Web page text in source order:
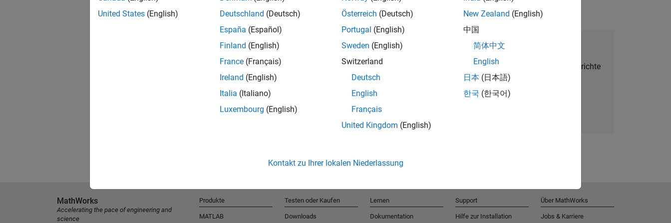
Talent Network beitreten
Erhalten Sie personalisierte Stellenangebote, Berichte
und Unternehmensneuigkeiten.
United States (English)
Deutschland (Deutsch)
España (Español)
Finland (English)
France (Français)
Ireland (English)
Italia (Italiano)
Luxembourg (English)
Österreich (Deutsch)
Portugal (English)
Sweden (English)
Switzerland
Deutsch
English
Français
United Kingdom (English)
New Zealand (English)
中国
简体中文
English
日本 (日本語)
한국 (한국어)
Kontakt zu Ihrer lokalen Niederlassung
MathWorks
Accelerating the pace of engineering and
science
Produkte
MATLAB
Testen oder Kaufen
Downloads
Lernen
Dokumentation
Support
Hilfe zur Installation
Über MathWorks
Jobs & Karriere